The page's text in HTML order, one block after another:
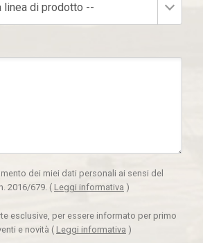
linea di prodotto --
dei miei dati personali ai sensi del
2016/679. ( Leggi informativa )
esclusive, per essere informato per primo
e novità ( Leggi informativa )